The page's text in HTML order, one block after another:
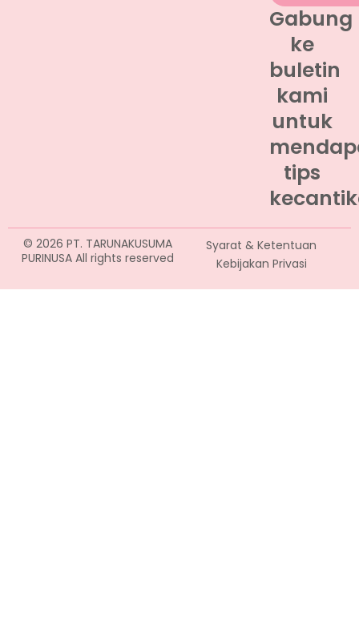
Gabung
ke
buletin
kami
untuk
tips
© 2026 PT. TARUNAKUSUMA
PURINUSA All rights reserved
Syarat & Ketentuan
Kebijakan Privasi